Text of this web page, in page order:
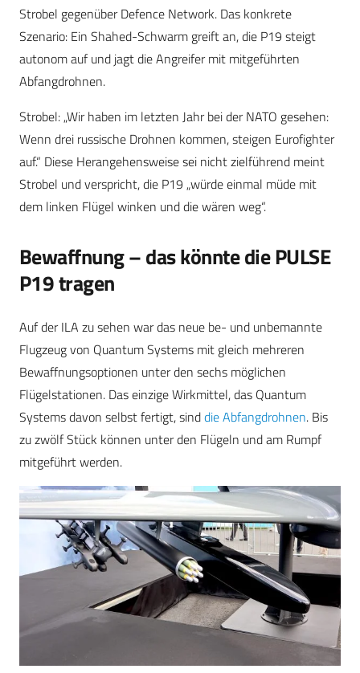
Strobel gegenüber Defence Network. Das konkrete
Szenario: Ein Shahed-Schwarm greift an, die P19 steigt
autonom auf und jagt die Angreifer mit mitgeführten
Abfangdrohnen.
Strobel: „Wir haben im letzten Jahr bei der NATO gesehen:
Wenn drei russische Drohnen kommen, steigen Eurofighter
auf.“ Diese Herangehensweise sei nicht zielführend meint
Strobel und verspricht, die P19 „würde einmal müde mit
dem linken Flügel winken und die wären weg“.
Bewaffnung – das könnte die PULSE
P19 tragen
Auf der ILA zu sehen war das neue be- und unbemannte
Flugzeug von Quantum Systems mit gleich mehreren
Bewaffnungsoptionen unter den sechs möglichen
Flügelstationen. Das einzige Wirkmittel, das Quantum
Systems davon selbst fertigt, sinddie Abfangdrohnen. Bis
zu zwölf Stück können unter den Flügeln und am Rumpf
mitgeführt werden.